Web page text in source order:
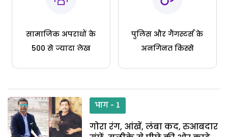
सामाजिक अपराधों के
500 से ज्यादा लेख
पुलिस और गैंगस्टर्स के
अनगिनत किस्से
भाग - 1
गोरा रंग, आंखें, लंबा कद, रुआबदार